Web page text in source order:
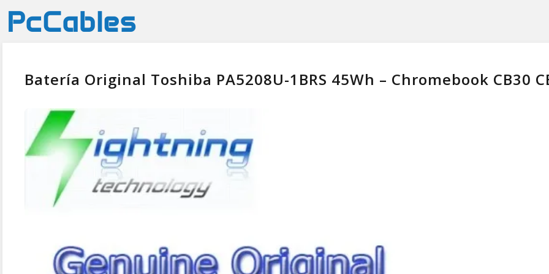
Batería Original Toshiba PA5208U-1BRS 45Wh – Chromebook CB30